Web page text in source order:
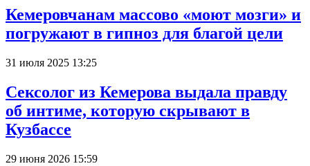
Кемеровчанам массово «моют мозги» и
погружают в гипноз для благой цели
31 июля 2025 13:25
Сексолог из Кемерова выдала правду
об интиме, которую скрывают в
Кузбассе
29 июня 2026 15:59